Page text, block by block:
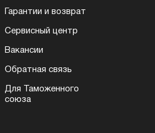
Гарантии и возврат
Сервисный центр
Вакансии
Обратная связь
Для Таможенного
союза